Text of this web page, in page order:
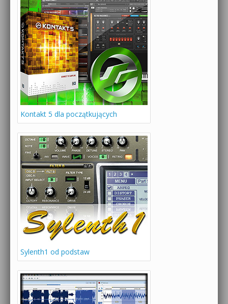
Kontakt 5 dla początkujących
Sylenth1 od podstaw